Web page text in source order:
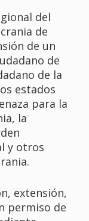
del
de
de un
de
de la
estados
para la
la
y otros
extensión,
permiso de